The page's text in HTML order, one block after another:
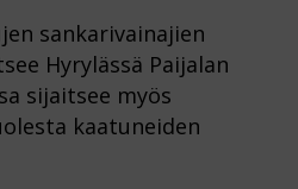
sankarivainajien
Hyrylässä Paijalan
sijaitsee myös
kaatuneiden